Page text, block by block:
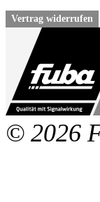
Vertrag widerrufen
© 2026